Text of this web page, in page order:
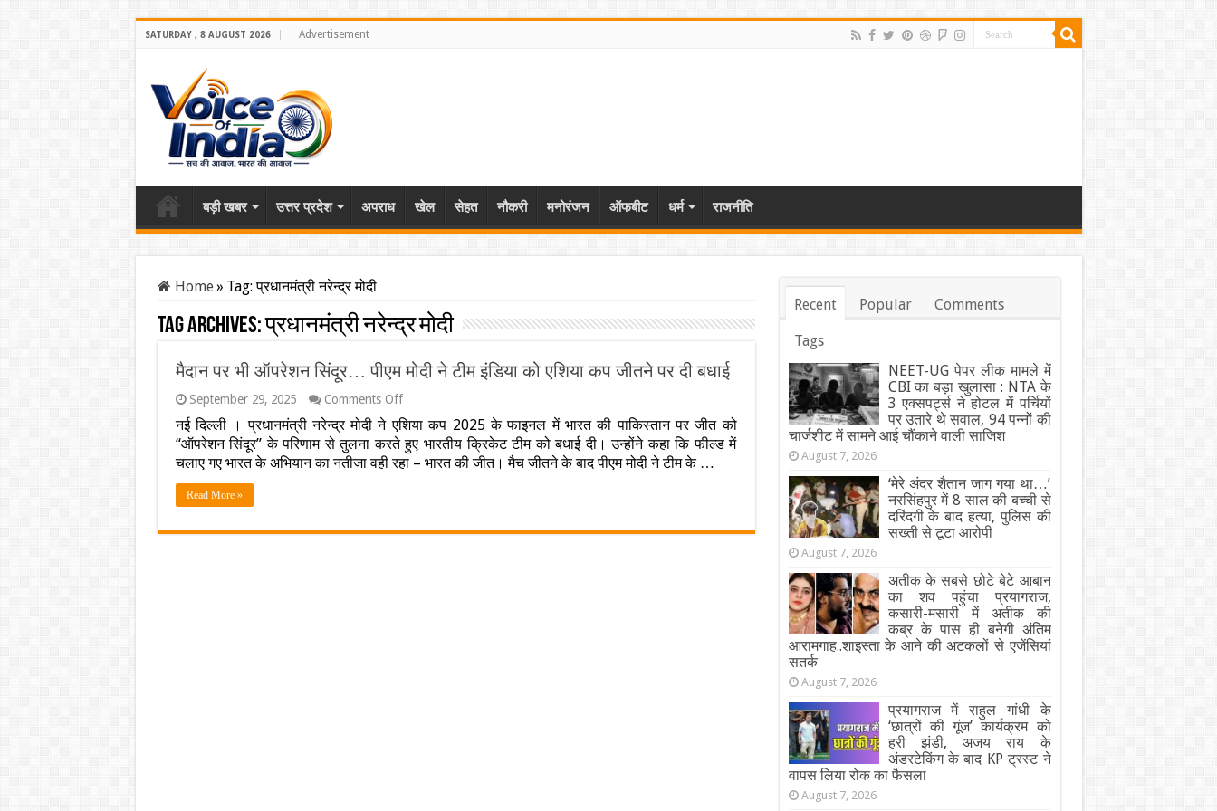
SATURDAY , 8 AUGUST 2026 Advertisement
बड़ी खबर उत्तर प्रदेश अपराध खेल सेहत नौकरी मनोरंजन ऑफबीट धर्म राजनीति
Home» Tag:प्रधानमंत्री नरेन्द्र मोदी
Tag Archives:प्रधानमंत्री नरेन्द्र मोदी
मैदान पर भी ऑपरेशन सिंदूर… पीएम मोदी ने टीम इंडिया को एशिया कप जीतने पर दी बधाई
September 29, 2025 Comments Offon
पर
भी
ऑपरेशन
टीम
नई दिल्ली । प्रधानमंत्री नरेन्द्र मोदी ने एशिया कप 2025 के फाइनल में भारत की पाकिस्तान पर जीत को
“ऑपरेशन सिंदूर” के परिणाम से तुलना करते हुए भारतीय क्रिकेट टीम को बधाई दी। उन्होंने कहा कि फील्ड में
चलाए गए भारत के अभियान का नतीजा वही रहा – भारत की जीत। मैच जीतने के बाद पीएम मोदी ने टीम के …
Read More »
Recent Popular Comments
Tags
NEET-UG पेपर लीक मामले में
CBI का बड़ा खुलासा : NTA के
3 एक्सपर्ट्स ने होटल में पर्चियों
पर उतारे थे सवाल, 94 पन्नों की
चार्जशीट में सामने आई चौंकाने वाली साजिश
August 7, 2026
‘मेरे अंदर शैतान जाग गया था…’
नरसिंहपुर में 8 साल की बच्ची से
दरिंदगी के बाद हत्या, पुलिस की
सख्ती से टूटा आरोपी
August 7, 2026
अतीक के सबसे छोटे बेटे आबान
का शव पहुंचा प्रयागराज,
कसारी-मसारी में अतीक की
कब्र के पास ही बनेगी अंतिम
आरामगाह..शाइस्ता के आने की अटकलों से एजेंसियां
सतर्क
August 7, 2026
प्रयागराज में राहुल गांधी के
‘छात्रों की गूंज’ कार्यक्रम को
हरी झंडी, अजय राय के
अंडरटेकिंग के बाद KP ट्रस्ट ने
वापस लिया रोक का फैसला
August 7, 2026